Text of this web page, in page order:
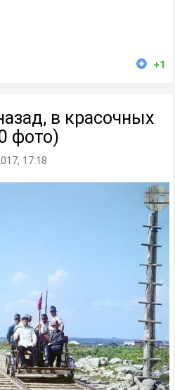
+1
в красочных
фото)
17:18